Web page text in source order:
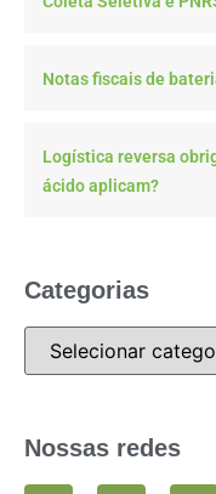
Notas fiscais de
Logística reversa
ácido aplicam?
Categorias
Nossas redes